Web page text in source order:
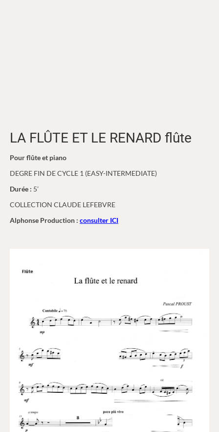
LA FLÛTE ET LE RENARD flûte
Pour flûte et piano
DEGRE FIN DE CYCLE 1 (EASY-INTERMEDIATE)
Durée : 5’
COLLECTION CLAUDE LEFEBVRE
Alphonse Production : consulter ICI